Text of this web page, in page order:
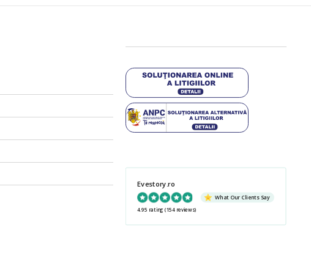
Evestory.ro
What Our Clients Say
4.95 rating (154 reviews)